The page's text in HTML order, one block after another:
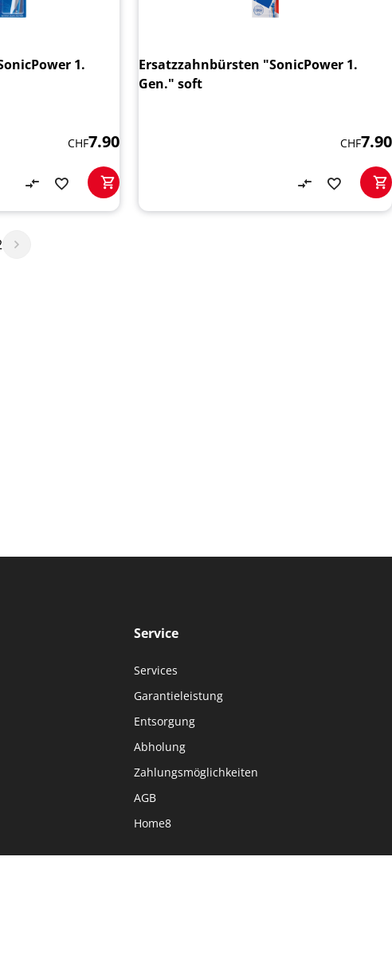
1.
CHF7.90
Ersatzzahnbürsten "SonicPower 1.
Gen." soft
CHF7.90
Service
Services
Garantieleistung
Entsorgung
Abholung
Zahlungsmöglichkeiten
AGB
Home8